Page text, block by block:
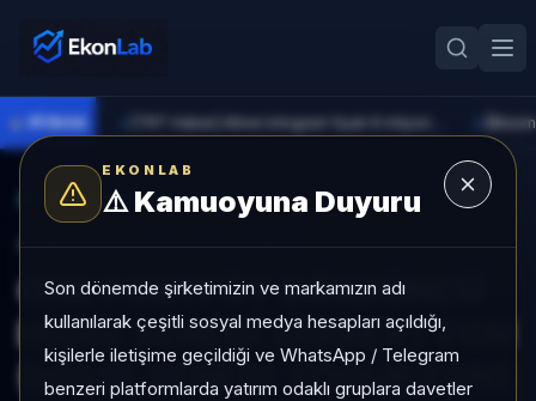
EKONLAB
⚠️Kamuoyuna Duyuru
Son dönemde şirketimizin ve markamızın adı
kullanılarak çeşitli sosyal medya hesapları açıldığı,
kişilerle iletişime geçildiği ve WhatsApp / Telegram
benzeri platformlarda yatırım odaklı gruplara davetler
● PİYASA
AI Fon Radar Hisse Yoğun
SUNUCU TARAFI FON GIRIŞI
ONE PORTFÖY DÖRDÜNCÜ
HİSSE SENEDİ SERBEST FON
(HİSSE SENEDİ YOĞUN FON)